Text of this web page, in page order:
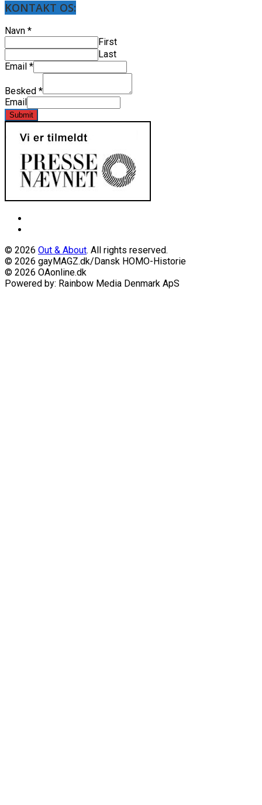
KONTAKT OS:
Navn *
First
Last
Email *
Besked *
Email
Submit
© 2026 Out & About. All rights reserved.
© 2026 gayMAGZ.dk/Dansk HOMO-Historie
© 2026 OAonline.dk
Powered by: Rainbow Media Denmark ApS